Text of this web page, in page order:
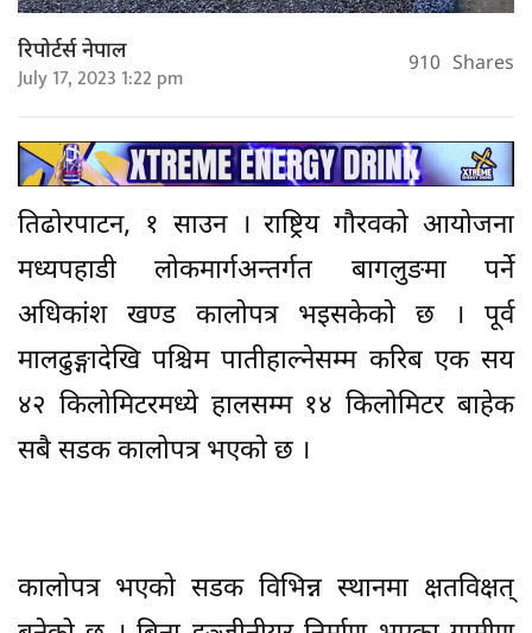
रिपोर्टर्स नेपाल
July 17, 2023 1:22 pm 910 Shares
तिढोरपाटन, १ साउन । राष्ट्रिय गौरवको आयोजना
मध्यपहाडी लोकमार्गअन्तर्गत बागलुङमा पर्ने
अधिकांश खण्ड कालोपत्र भइसकेको छ । पूर्व
मालढुङ्गादेखि पश्चिम पातीहाल्नेसम्म करिब एक सय
४२ किलोमिटरमध्ये हालसम्म १४ किलोमिटर बाहेक
सबै सडक कालोपत्र भएको छ ।
कालोपत्र भएको सडक विभिन्न स्थानमा क्षतविक्षत्